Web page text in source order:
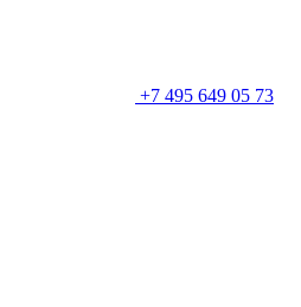
+7 495 649 05 73